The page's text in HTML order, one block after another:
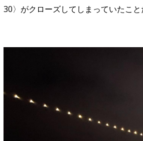
30〉がクローズしてしまっていたこと